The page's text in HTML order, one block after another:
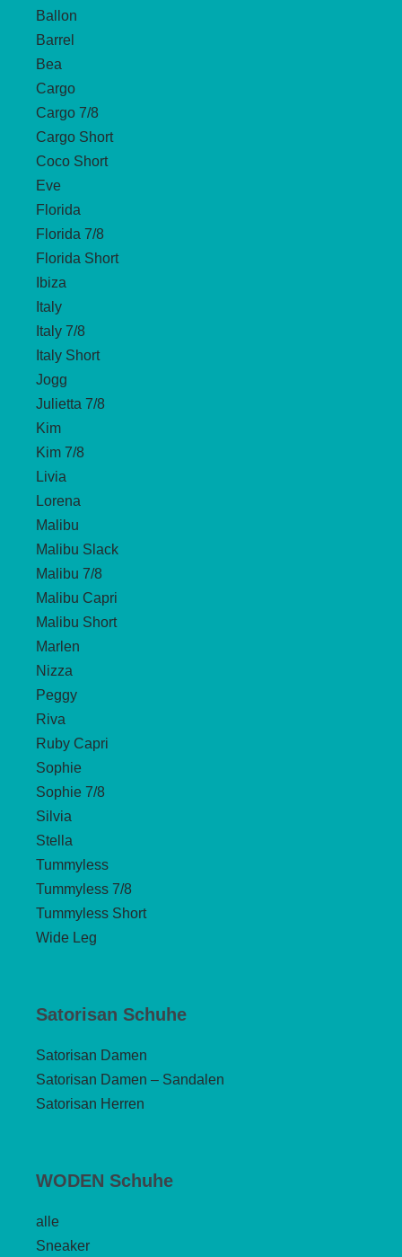
Ballon
Barrel
Bea
Cargo
Cargo 7/8
Cargo Short
Coco Short
Eve
Florida
Florida 7/8
Florida Short
Ibiza
Italy
Italy 7/8
Italy Short
Jogg
Julietta 7/8
Kim
Kim 7/8
Livia
Lorena
Malibu
Malibu Slack
Malibu 7/8
Malibu Capri
Malibu Short
Marlen
Nizza
Peggy
Riva
Ruby Capri
Sophie
Sophie 7/8
Silvia
Stella
Tummyless
Tummyless 7/8
Tummyless Short
Wide Leg
Satorisan Schuhe
Satorisan Damen
Satorisan Damen – Sandalen
Satorisan Herren
WODEN Schuhe
alle
Sneaker